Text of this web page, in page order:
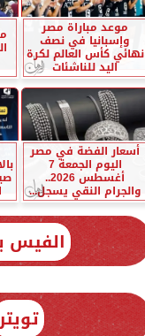
موعد مباراة مصر
وإسبانيا في نصف
نهائي كأس العالم لكرة
اليد للناشئات
أسعار الفضة في مصر
اليوم الجمعة 7
أغسطس 2026..
والجرام النقي يسجل...
الفيس